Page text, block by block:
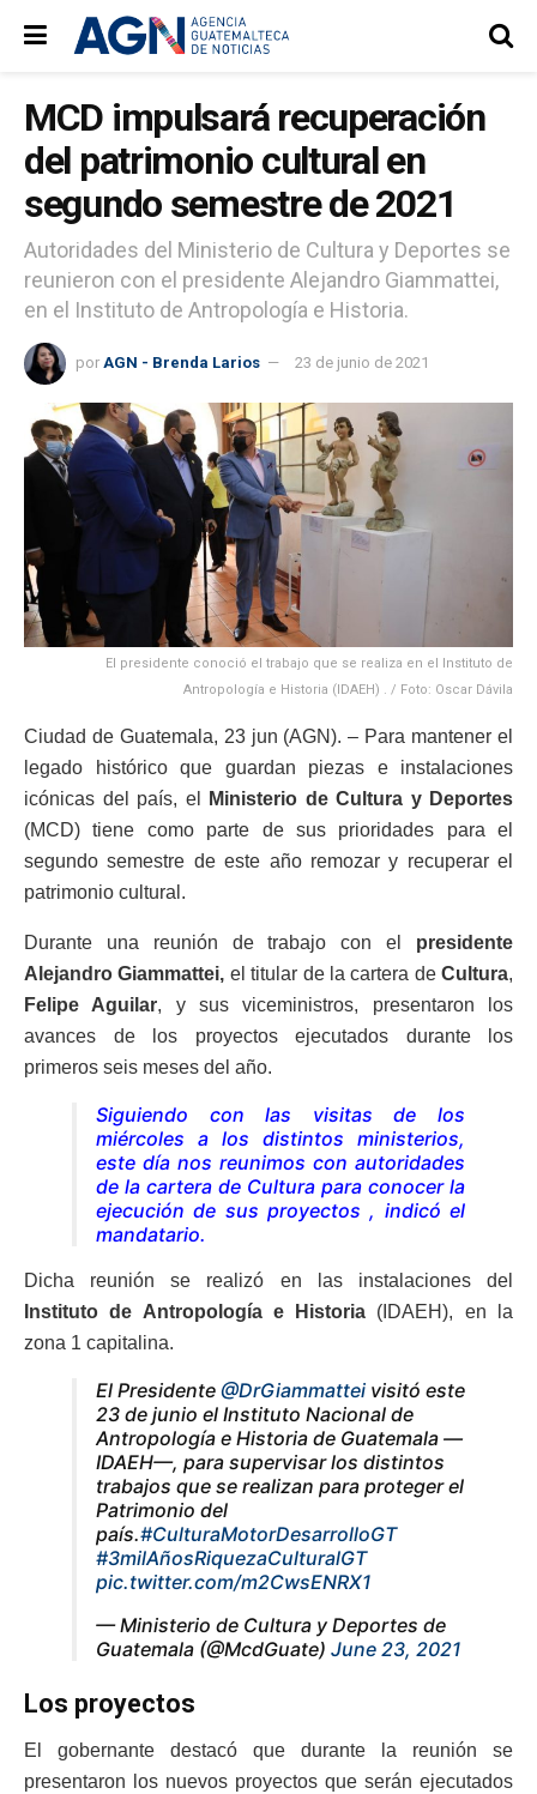
MCD impulsará recuperación
del patrimonio cultural en
segundo semestre de 2021
Autoridades del Ministerio de Cultura y Deportes se
reunieron con el presidente Alejandro Giammattei,
en el Instituto de Antropología e Historia.
por AGN - Brenda Larios 23 de junio de 2021
El presidente conoció el trabajo que se realiza en el Instituto de
Antropología e Historia (IDAEH) . / Foto: Oscar Dávila
Ciudad de Guatemala, 23 jun (AGN). – Para mantener el
legado histórico que guardan piezas e instalaciones
icónicas del país, el
Ministerio de Cultura y Deportes
(MCD) tiene como parte de sus prioridades para el
segundo semestre de este año remozar y recuperar el
patrimonio cultural.
Durante una reunión de trabajo con el presidente
Alejandro Giammattei, el titular de la cartera de Cultura,
Felipe Aguilar, y sus viceministros, presentaron los
avances de los proyectos ejecutados durante los
primeros seis meses del año.
Siguiendo con las visitas de los
miércoles a los distintos ministerios,
este día nos reunimos con autoridades
de la cartera de Cultura para conocer la
ejecución de sus proyectos , indicó el
mandatario.
Dicha reunión se realizó en las instalaciones del
Instituto de Antropología e Historia (IDAEH), en la
zona 1 capitalina.
El Presidente @DrGiammattei visitó este
23 de junio el Instituto Nacional de
Antropología e Historia de Guatemala —
IDAEH—, para supervisar los distintos
trabajos que se realizan para proteger el
Patrimonio del
país.#CulturaMotorDesarrolloGT
#3milAñosRiquezaCulturalGT
pic.twitter.com/m2CwsENRX1
— Ministerio de Cultura y Deportes de
Guatemala (@McdGuate) June 23, 2021
Los proyectos
El gobernante destacó que durante la reunión se
presentaron los nuevos proyectos que serán ejecutados